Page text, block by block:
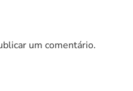
um comentário.